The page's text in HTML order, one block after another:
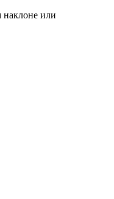
или